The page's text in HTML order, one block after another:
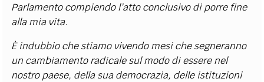
Parlamento compiendo l’atto conclusivo di porre fine
alla mia vita.
È indubbio che stiamo vivendo mesi che segneranno
un cambiamento radicale sul modo di essere nel
nostro paese, della sua democrazia, delle istituzioni